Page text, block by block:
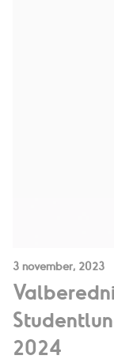
3 november, 2023
2024